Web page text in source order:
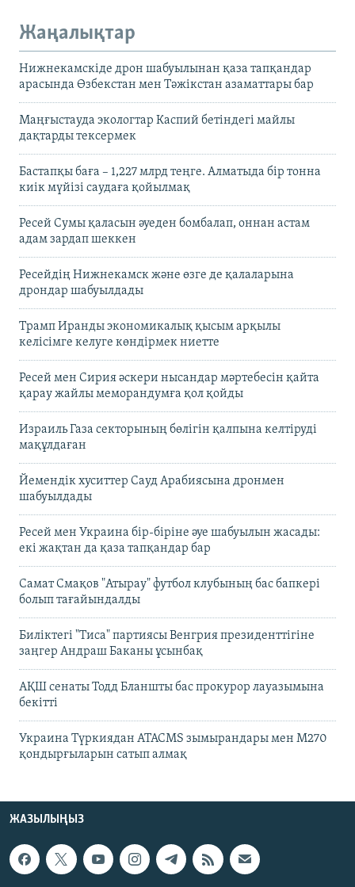
Жаңалықтар
Нижнекамскіде дрон шабуылынан қаза тапқандар
арасында Өзбекстан мен Тәжікстан азаматтары бар
Маңғыстауда экологтар Каспий бетіндегі майлы
дақтарды тексермек
Бастапқы баға – 1,227 млрд теңге. Алматыда бір тонна
киік мүйізі саудаға қойылмақ
Ресей Сумы қаласын әуеден бомбалап, оннан астам
адам зардап шеккен
Ресейдің Нижнекамск және өзге де қалаларына
дрондар шабуылдады
Трамп Иранды экономикалық қысым арқылы
келісімге келуге көндірмек ниетте
Ресей мен Сирия әскери нысандар мәртебесін қайта
қарау жайлы меморандумға қол қойды
Израиль Газа секторының бөлігін қалпына келтіруді
мақұлдаған
Йемендік хуситтер Сауд Арабиясына дронмен
шабуылдады
Ресей мен Украина бір-біріне әуе шабуылын жасады:
екі жақтан да қаза тапқандар бар
Самат Смақов "Атырау" футбол клубының бас бапкері
болып тағайындалды
Биліктегі "Тиса" партиясы Венгрия президенттігіне
заңгер Андраш Баканы ұсынбақ
АҚШ сенаты Тодд Бланшты бас прокурор лауазымына
бекітті
Украина Түркиядан ATACMS зымырандары мен M270
қондырғыларын сатып алмақ
ЖАЗЫЛЫҢЫЗ